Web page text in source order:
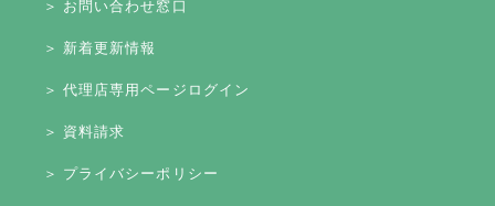
＞ お問い合わせ窓口
＞ 新着更新情報
＞ 代理店専用ページログイン
＞ 資料請求
＞ プライバシーポリシー